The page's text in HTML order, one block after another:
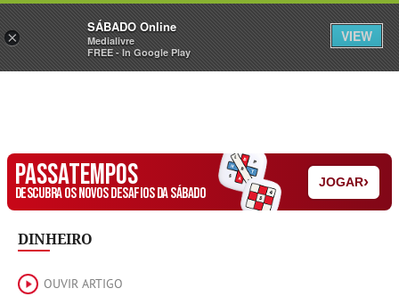
Sábado Assine Iniciar Sessão
PASSATEMPOS
DESCUBRA OS NOVOS DESAFIOS DA SÁBADO
JOGAR›
DINHEIRO
OUVIR ARTIGO
×
SÁBADO Online
Medialivre
FREE - In Google Play
VIEW